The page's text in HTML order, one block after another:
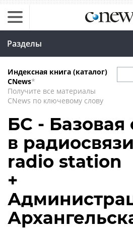
Разделы
Индексная книга (каталог)
CNews*
Получите все материалы
CNews по ключевому слову
БС - Базовая
в
radio station
+